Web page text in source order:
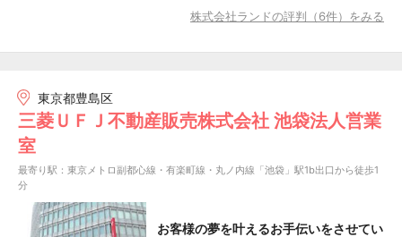
株式会社ランドの評判（6件）をみる
東京都豊島区
三菱ＵＦＪ不動産販売株式会社 池袋法人営業
室
最寄り駅：東京メトロ副都心線・有楽町線・丸ノ内線「池袋」駅1b出口から徒歩1
分
お客様の夢を叶えるお手伝いをさせてい